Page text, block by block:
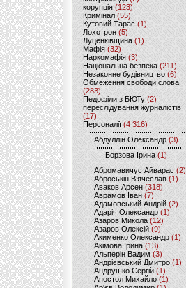
корупція (123)
Кримінал (55)
Кутовий Тарас (1)
Лохотрон(5)
Луценківщина (1)
Мафія (32)
Наркомафія (3)
Національна безпека (211)
Незаконне будівництво(6)
Обмеження свободи слова
(283)
Педофіли з БЮТу (2)
переслідування журналістів
(17)
Персоналії (4 316)
Абдуллін Олександр (3)
Борзова Ірина(1)
Абромавичус Айварас (2)
Аброськін В’ячеслав(1)
Аваков Арсен (318)
Аврамов Іван (7)
Адамовський Андрій(2)
Адаріч Олександр (1)
Азаров Микола (12)
Азаров Олексій (9)
Акименко Олександр(1)
Акімова Ірина(13)
Альперін Вадим (3)
Андрієвський Дмитро(1)
Андрушко Сергій(1)
Апостол Михайло(1)